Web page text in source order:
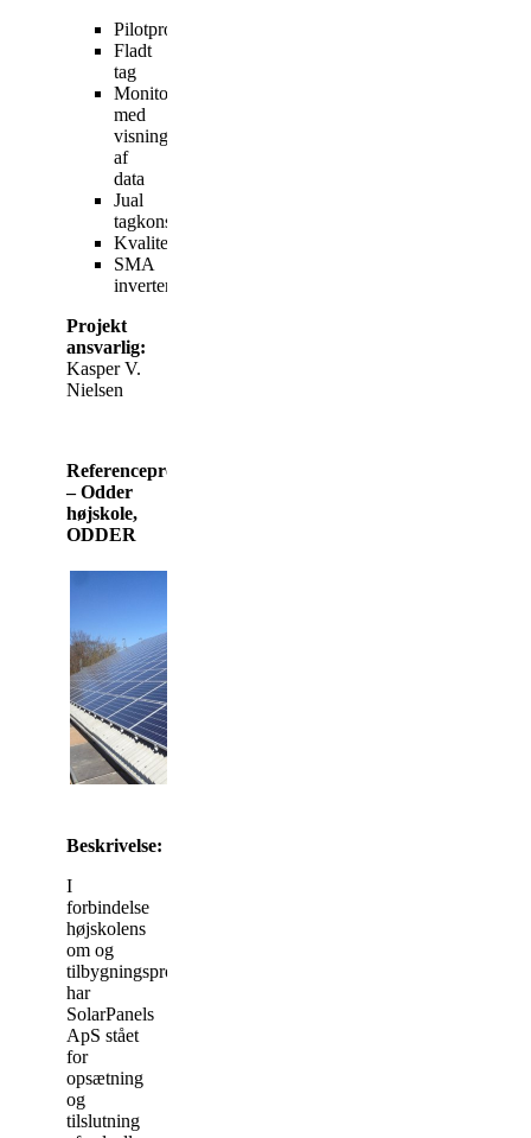
Pilotprojekt
Fladt
tag
Monitor
med
visning
af
data
Jual
tagkonsol
Kvalitetssikring
SMA
invertere
Projekt
ansvarlig:
Kasper V.
Nielsen
Referenceprojekt
– Odder
højskole,
ODDER
Beskrivelse:
I
forbindelse
højskolens
om og
tilbygningsprojekt
har
SolarPanels
ApS stået
for
opsætning
og
tilslutning